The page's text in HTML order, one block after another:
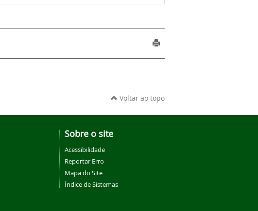
Voltar ao topo
Sobre o site
Acessibilidade
Reportar Erro
Mapa do Site
Índice de Sistemas